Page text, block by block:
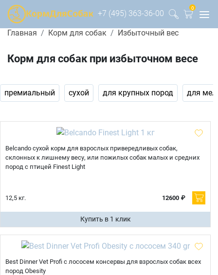
+7 (495) 363-36-00
0
Главная Корм для собак Избыточный вес
Корм для собак при избыточном весе
премиальный сухой для крупных пород для
Belcando сухой корм для взрослых привередливых собак,
склонных к лишнему весу, или пожилых собак малых и средних
пород с птицей Finest Light
12,5 кг. 12600 ₽
Купить в 1 клик
Best Dinner Vet Profi с лососем консервы для взрослых собак всех
пород Obesity